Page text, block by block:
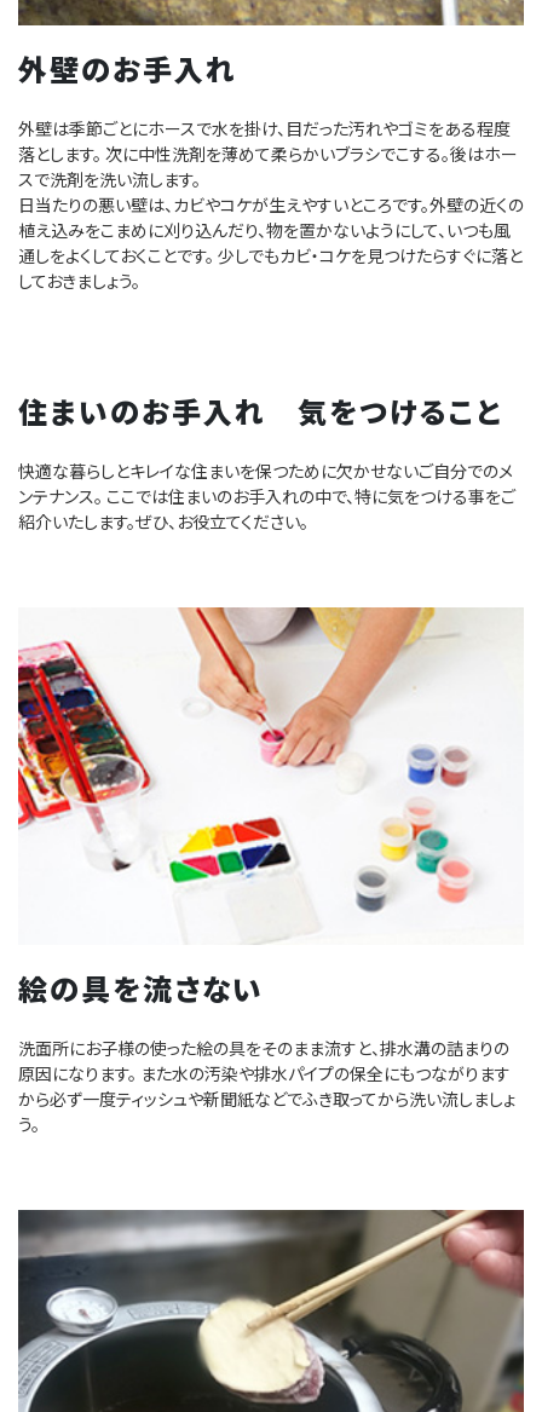
外壁のお手入れ
外壁は季節ごとにホースで水を掛け、目だった汚れやゴミをある程度
落とします。 次に中性洗剤を薄めて柔らかいブラシでこする。後はホー
スで洗剤を洗い流します。
日当たりの悪い壁は、カビやコケが生えやすいところです。外壁の近くの
植え込みをこまめに刈り込んだり、物を置かないようにして、いつも風
通しをよくしておくことです。 少しでもカビ・コケを見つけたらすぐに落と
しておきましょう。
住まいのお手入れ 気をつけること
快適な暮らしとキレイな住まいを保つために欠かせないご自分でのメ
ンテナンス。 ここでは住まいのお手入れの中で、特に気をつける事をご
紹介いたします。ぜひ、お役立てください。
絵の具を流さない
洗面所にお子様の使った絵の具をそのまま流すと、排水溝の詰まりの
原因になります。 また水の汚染や排水パイプの保全にもつながります
から必ず一度ティッシュや新聞紙などでふき取ってから洗い流しましょ
う。